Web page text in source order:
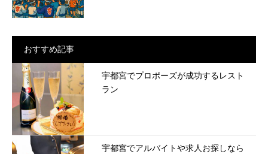
おすすめ記事
宇都宮でプロポーズが成功するレスト
ラン
宇都宮でアルバイトや求人お探しなら